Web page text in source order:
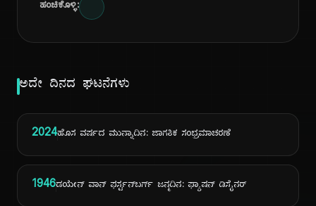
ಹಂಚಿಕೊಳ್ಳಿ:
ಅದೇ ದಿನದ ಘಟನೆಗಳು
2024ಹೊಸ ವರ್ಷದ ಮುನ್ನಾದಿನ: ಜಾಗತಿಕ ಸಂಭ್ರಮಾಚರಣೆ
1946ಡಯೇನ್ ವಾನ್ ಫರ್ಸ್ಟನ್‌ಬರ್ಗ್ ಜನ್ಮದಿನ: ಫ್ಯಾಷನ್ ಡಿಸೈನರ್